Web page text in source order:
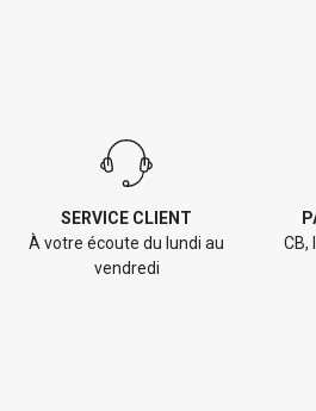
SERVICE CLIENT
À votre écoute du lundi au
vendredi
CB,